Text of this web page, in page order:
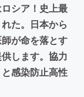
シア！史上最
た。日本から
が命を落とす
します。協力
感染防止高性